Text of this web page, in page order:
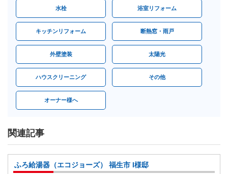
水栓 浴室リフォーム
キッチンリフォーム 断熱窓・雨戸
外壁塗装 太陽光
ハウスクリーニング その他
オーナー様へ
関連記事
ふろ給湯器（エコジョーズ） 福生市 I様邸